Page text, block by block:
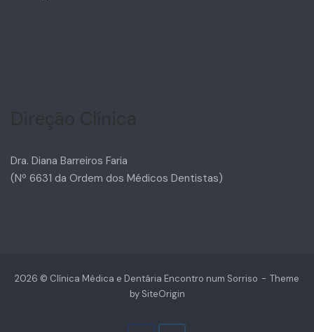
Dra. Diana Barreiros Faria
(Nº 6631 da Ordem dos Médicos Dentistas)
2026 © Clínica Médica e Dentária Encontro num Sorriso
Theme
by SiteOrigin